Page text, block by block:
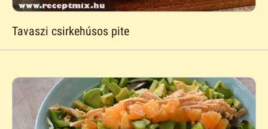
Tavaszi csirkehúsos pite